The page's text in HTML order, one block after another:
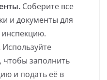
Соберите все
и документы для
Используйте
заполнить
и подать её в